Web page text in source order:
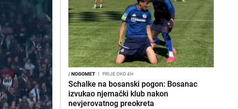
/NOGOMET I PRIJE OKO 4H
Schalke na bosanski pogon: Bosanac
izvukao njemački klub nakon
nevjerovatnog preokreta